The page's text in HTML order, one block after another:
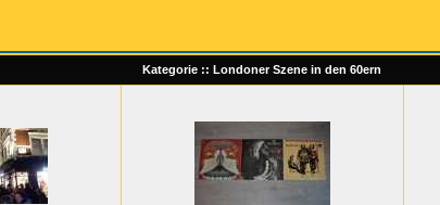
Kategorie :: Londoner Szene in den 60ern